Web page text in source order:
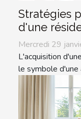
Stratégies
d'une
Mercredi 29
L'acquisition
le symbole d'une